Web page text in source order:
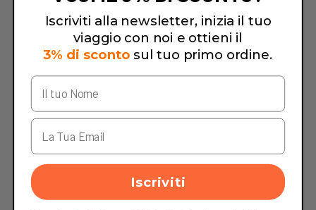
Iscriviti alla newsletter, inizia il tuo
viaggio con noi e ottieni il
3% di sconto sul tuo primo ordine.
Iscriviti